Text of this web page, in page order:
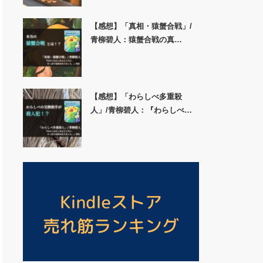
【感想】「真相・猿蟹合戦」/
青柳碧人：猿蟹合戦の真…
【感想】「わらしべ多重殺
人」/青柳碧人：『わらしべ…